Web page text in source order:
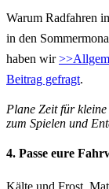
Warum Radfahren
in den
haben wir
Beitrag gefragt.
Plane Zeit für
zum Spielen und
4. Passe eure